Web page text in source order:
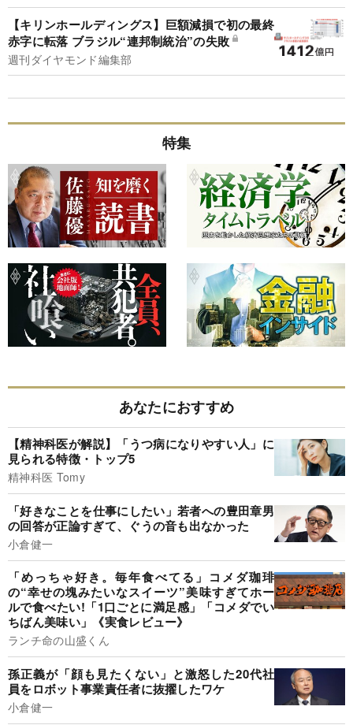
【キリンホールディングス】巨額減損で初の最終
赤字に転落 ブラジル“連邦制統治”の失敗
週刊ダイヤモンド編集部
特集
あなたにおすすめ
【精神科医が解説】「うつ病になりやすい人」に
見られる特徴・トップ5
精神科医 Tomy
「好きなことを仕事にしたい」若者への豊田章男
の回答が正論すぎて、ぐうの音も出なかった
小倉健一
「めっちゃ好き。毎年食べてる」コメダ珈琲
の“幸せの塊みたいなスイーツ”美味すぎてホー
ルで食べたい!「1口ごとに満足感」「コメダでい
ちばん美味い」《実食レビュー》
ランチ命の山盛くん
孫正義が「顔も見たくない」と激怒した20代社
員をロボット事業責任者に抜擢したワケ
小倉健一